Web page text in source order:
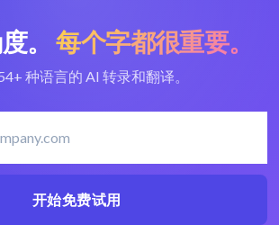
。 每个字都很重要。
种语言的 AI 转录和翻译。
开始免费试用